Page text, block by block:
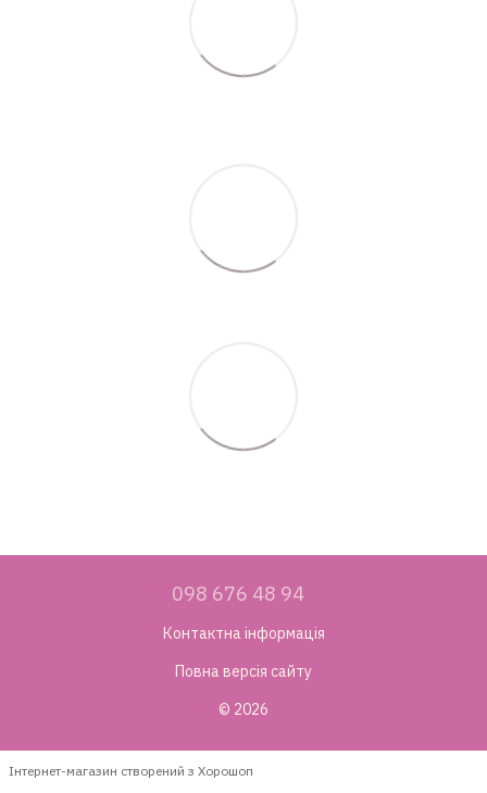
098 676 48 94
Контактна інформація
Повна версія сайту
© 2026
Інтернет-магазин створений з Хорошоп